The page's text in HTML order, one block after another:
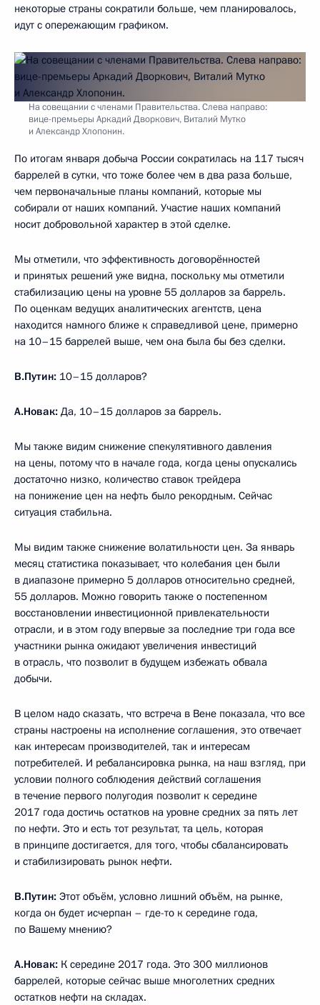
некоторые страны сократили больше, чем планировалось,
идут с опережающим графиком.
На совещании с членами Правительства. Слева направо:
вице-премьеры Аркадий Дворкович, Виталий Мутко
и Александр Хлопонин.
По итогам января добыча России сократилась на 117 тысяч
баррелей в сутки, что тоже более чем в два раза больше,
чем первоначальные планы компаний, которые мы
собирали от наших компаний. Участие наших компаний
носит добровольной характер в этой сделке.
Мы отметили, что эффективность договорённостей
и принятых решений уже видна, поскольку мы отметили
стабилизацию цены на уровне 55 долларов за баррель.
По оценкам ведущих аналитических агентств, цена
находится намного ближе к справедливой цене, примерно
на 10–15 баррелей выше, чем она была бы без сделки.
В.Путин: 10–15 долларов?
А.Новак: Да, 10–15 долларов за баррель.
Мы также видим снижение спекулятивного давления
на цены, потому что в начале года, когда цены опускались
достаточно низко, количество ставок трейдера
на понижение цен на нефть было рекордным. Сейчас
ситуация стабильна.
Мы видим также снижение волатильности цен. За январь
месяц статистика показывает, что колебания цен были
в диапазоне примерно 5 долларов относительно средней,
55 долларов. Можно говорить также о постепенном
восстановлении инвестиционной привлекательности
отрасли, и в этом году впервые за последние три года все
участники рынка ожидают увеличения инвестиций
в отрасль, что позволит в будущем избежать обвала
добычи.
В целом надо сказать, что встреча в Вене показала, что все
страны настроены на исполнение соглашения, это отвечает
как интересам производителей, так и интересам
потребителей. И ребалансировка рынка, на наш взгляд, при
условии полного соблюдения действий соглашения
в течение первого полугодия позволит к середине
2017 года достичь остатков на уровне средних за пять лет
по нефти. Это и есть тот результат, та цель, которая
в принципе достигается, для того, чтобы сбалансировать
и стабилизировать рынок нефти.
В.Путин: Этот объём, условно лишний объём, на рынке,
когда он будет исчерпан – где-то к середине года,
по Вашему мнению?
А.Новак: К середине 2017 года. Это 300 миллионов
баррелей, которые сейчас выше многолетних средних
остатков нефти на складах.